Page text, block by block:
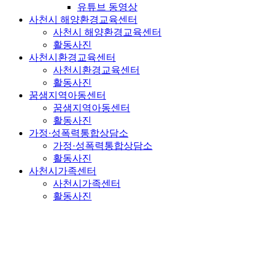
유튜브 동영상
사천시 해양환경교육센터
사천시 해양환경교육센터
활동사진
사천시환경교육센터
사천시환경교육센터
활동사진
꿈샘지역아동센터
꿈샘지역아동센터
활동사진
가정·성폭력통합상담소
가정·성폭력통합상담소
활동사진
사천시가족센터
사천시가족센터
활동사진